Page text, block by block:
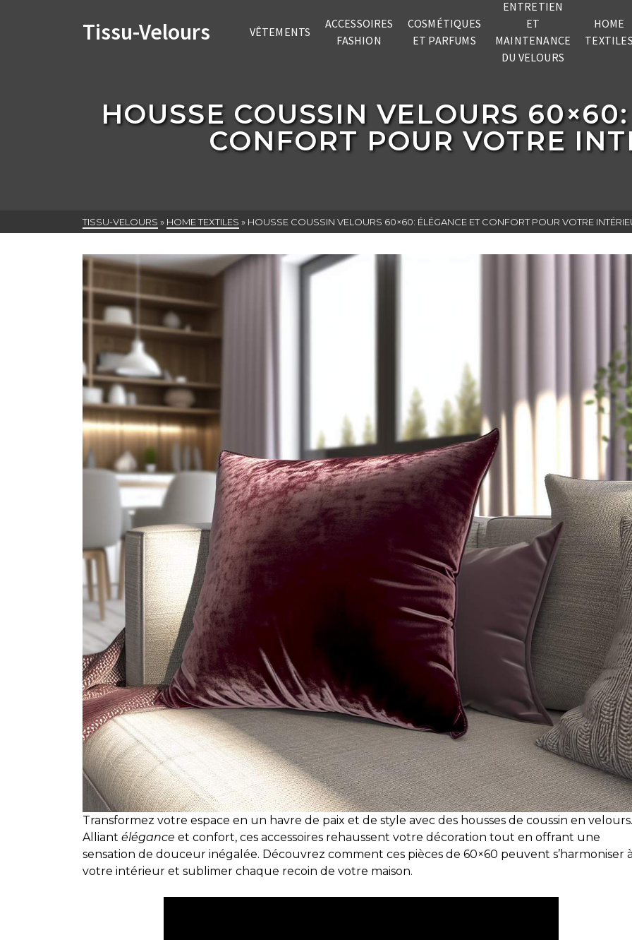
Tissu-Velours VÊTEMENTS
ACCESSOIRES
FASHION
COSMÉTIQUES
ET PARFUMS
ENTRETIEN
ET
MAINTENANCE
DU VELOURS
HOME
HOUSSE COUSSIN VELOURS
CONFORT POUR VOTRE
TISSU-VELOURS » HOME TEXTILES » HOUSSE COUSSIN VELOURS 60×60: ÉLÉGANCE ET CONFORT POUR VOTRE
Transformez votre espace en un havre de paix et de style avec des housses de coussin en velours.
Alliant élégance et confort, ces accessoires rehaussent votre décoration tout en offrant une
sensation de douceur inégalée. Découvrez comment ces pièces de 60×60 peuvent s’harmoniser
votre intérieur et sublimer chaque recoin de votre maison.